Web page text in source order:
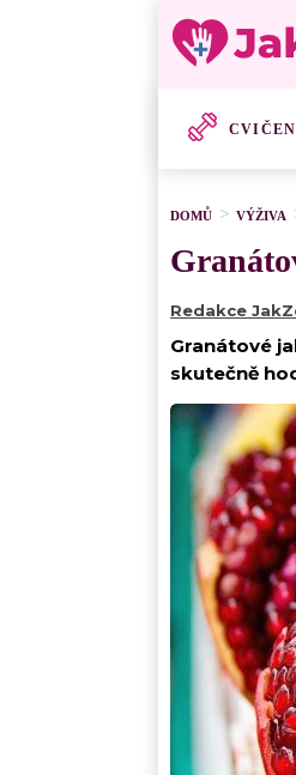
DOMŮ VÝŽIVA
Redakce
Granátové
skutečně